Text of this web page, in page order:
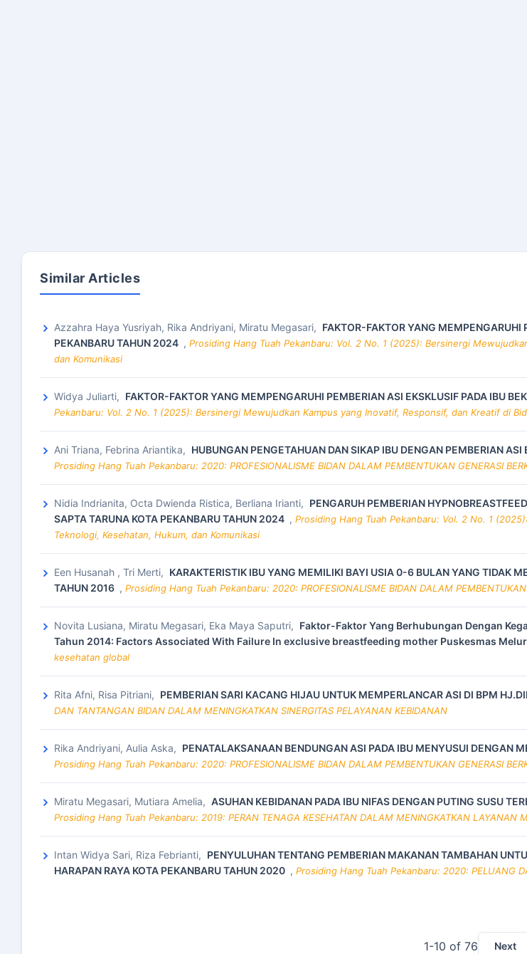
Similar Articles
Azzahra Haya Yusriyah, Rika Andriyani, Miratu Megasari, FAKTOR-FAKTOR YANG MEMPENGARUHI
PEKANBARU TAHUN 2024 , Prosiding Hang Tuah Pekanbaru: Vol. 2 No. 1 (2025): Bersinergi
dan Komunikasi
Widya Juliarti, FAKTOR-FAKTOR YANG MEMPENGARUHI PEMBERIAN ASI EKSKLUSIF PADA IBU
Pekanbaru: Vol. 2 No. 1 (2025): Bersinergi Mewujudkan Kampus yang Inovatif, Responsif, dan Kreatif di
Ani Triana, Febrina Ariantika, HUBUNGAN PENGETAHUAN DAN SIKAP IBU DENGAN PEMBERIAN
Prosiding Hang Tuah Pekanbaru: 2020: PROFESIONALISME BIDAN DALAM PEMBENTUKAN GENERASI
Nidia Indrianita, Octa Dwienda Ristica, Berliana Irianti, PENGARUH PEMBERIAN
SAPTA TARUNA KOTA PEKANBARU TAHUN 2024 , Prosiding Hang Tuah Pekanbaru: Vol. 2 No. 1
Teknologi, Kesehatan, Hukum, dan Komunikasi
Een Husanah , Tri Merti, KARAKTERISTIK IBU YANG MEMILIKI BAYI USIA 0-6 BULAN YANG TIDAK
TAHUN 2016 , Prosiding Hang Tuah Pekanbaru: 2020: PROFESIONALISME BIDAN DALAM PEMBENTUKAN
Novita Lusiana, Miratu Megasari, Eka Maya Saputri, Faktor-Faktor Yang Berhubungan Dengan
Tahun 2014: Factors Associated With Failure In exclusive breastfeeding mother Puskesmas
kesehatan global
Rita Afni, Risa Pitriani, PEMBERIAN SARI KACANG HIJAU UNTUK MEMPERLANCAR ASI DI BPM
DAN TANTANGAN BIDAN DALAM MENINGKATKAN SINERGITAS PELAYANAN KEBIDANAN
Rika Andriyani, Aulia Aska, PENATALAKSANAAN BENDUNGAN ASI PADA IBU MENYUSUI DENGAN
Prosiding Hang Tuah Pekanbaru: 2020: PROFESIONALISME BIDAN DALAM PEMBENTUKAN GENERASI
Miratu Megasari, Mutiara Amelia, ASUHAN KEBIDANAN PADA IBU NIFAS DENGAN PUTING SUSU
Prosiding Hang Tuah Pekanbaru: 2019: PERAN TENAGA KESEHATAN DALAM MENINGKATKAN LAYANAN
Intan Widya Sari, Riza Febrianti, PENYULUHAN TENTANG PEMBERIAN MAKANAN TAMBAHAN
HARAPAN RAYA KOTA PEKANBARU TAHUN 2020 , Prosiding Hang Tuah Pekanbaru: 2020: PELUANG
1-10 of 76 Next